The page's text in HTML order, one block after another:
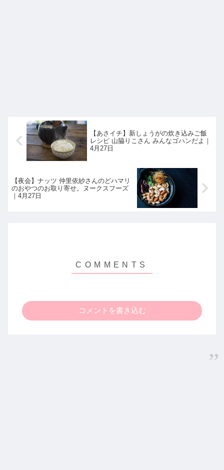
【あさイチ】新しょうがの炊き込みご飯
レシピ 山脇りこさん みんなゴハンだよ｜
4月27日
【夜会】ナッツ 仲里依紗さんのどハマリ
のおやつのお取り寄せ。ヌークスフーズ
｜4月27日
コメントを書き込む